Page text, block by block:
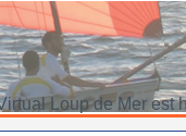
Loup de Mer est